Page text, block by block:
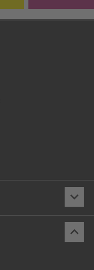
keyboard_arrow_down
keyboard_arrow_up